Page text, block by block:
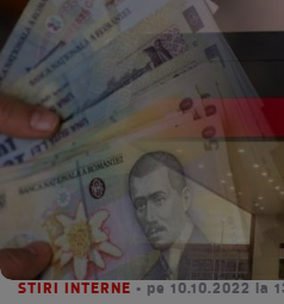
STIRI INTERNE • pe 10.10.2022 la